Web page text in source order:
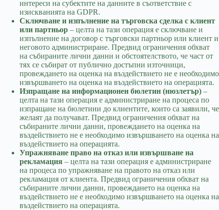
интереси на субектите на данните в съответствие с
изискванията на GDPR.
Сключване и изпълнение на търговска сделка с клиент
или партньор – целта на тази операция е сключване и
изпълнение на договор с търговски партньор или клиент и
неговото администриране. Предвид ограничения обхват
на събираните лични данни и обстоятелството, че част от
тях се събират от публично достъпни източници,
провеждането на оценка на въздействието не е необходимо
извършването на оценка на въздействието на операцията.
Изпращане на информационен бюлетин (нюзлетър) –
целта на тази операция е администриране на процеса по
изпращане на бюлетини до клиентите, които са заявили, че
желаят да получават. Предвид ограничения обхват на
събираните лични данни, провеждането на оценка на
въздействието не е необходимо извършването на оценка на
въздействието на операцията.
Упражняване право на отказ или извършване на
рекламация – целта на тази операция е администриране
на процеса по упражняване на правото на отказ или
рекламация от клиента. Предвид ограничения обхват на
събираните лични данни, провеждането на оценка на
въздействието не е необходимо извършването на оценка на
въздействието на операцията.